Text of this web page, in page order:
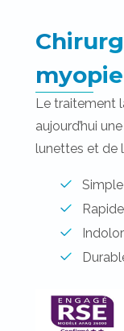
myopie
Le traitement
aujourd’hui
lunettes et de
Simple
Rapide